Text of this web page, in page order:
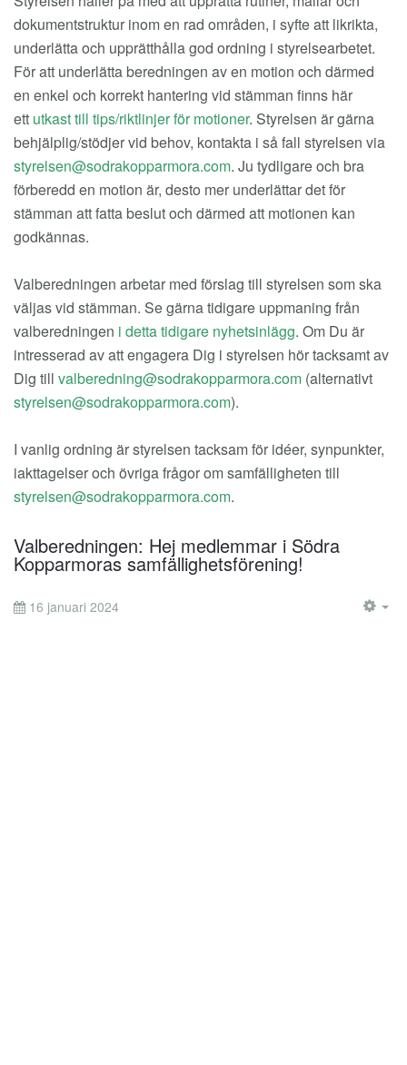
dokumentstruktur inom en rad områden, i syfte att likrikta,
underlätta och upprätthålla god ordning i styrelsearbetet.
För att underlätta beredningen av en motion och därmed
en enkel och korrekt hantering vid stämman finns här
ett utkast till tips/riktlinjer för motioner. Styrelsen är gärna
behjälplig/stödjer vid behov, kontakta i så fall styrelsen via
. Ju tydligare och bra
förberedd en motion är, desto mer underlättar det för
stämman att fatta beslut och därmed att motionen kan
godkännas.
Valberedningen arbetar med förslag till styrelsen som ska
väljas vid stämman. Se gärna tidigare uppmaning från
valberedningen i detta tidigare nyhetsinlägg. Om Du är
intresserad av att engagera Dig i styrelsen hör tacksamt av
Dig till
(alternativt
).
I vanlig ordning är styrelsen tacksam för idéer, synpunkter,
iakttagelser och övriga frågor om samfälligheten till
.
Valberedningen: Hej medlemmar i Södra
Kopparmoras samfällighetsförening!
16 januari 2024